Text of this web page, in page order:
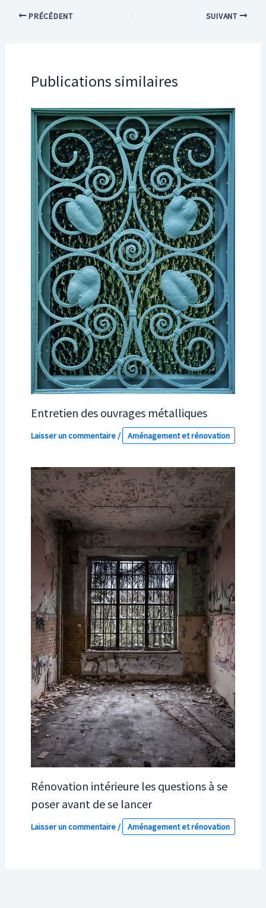
PRÉCÉDENT SUIVANT
Publications similaires
Entretien des ouvrages métalliques
Laisser un commentaire/ Aménagement et rénovation
Rénovation intérieure les questions à se
poser avant de se lancer
Laisser un commentaire/ Aménagement et rénovation